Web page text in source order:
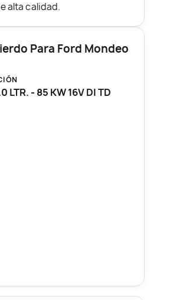
alta calidad.
Para Ford Mondeo
LTR. - 85 KW 16V DI TD